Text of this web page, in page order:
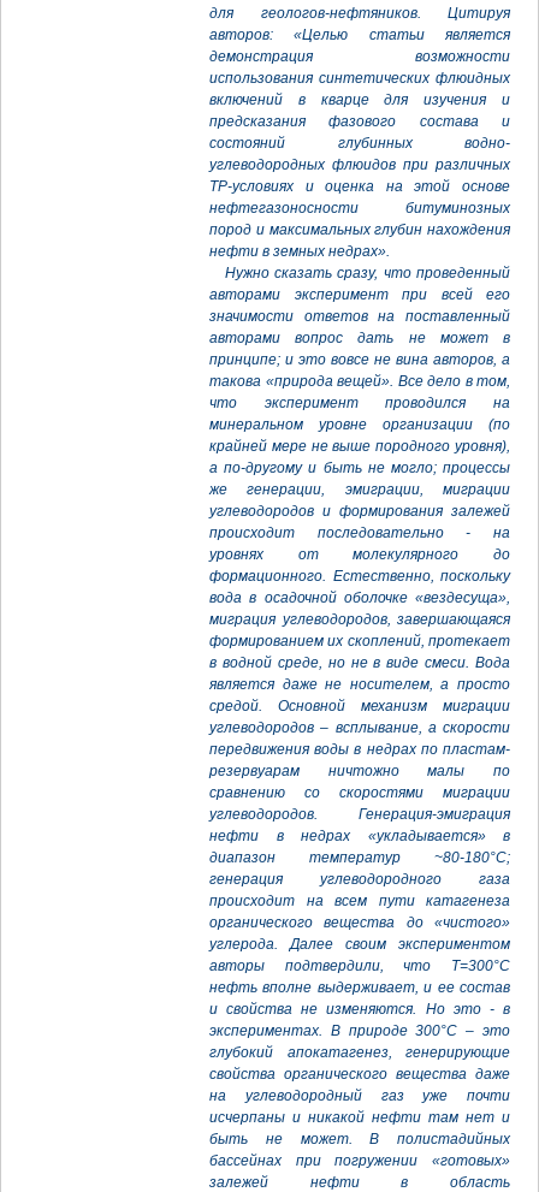
для геологов-нефтяников. Цитируя
авторов: «Целью статьи является
демонстрация возможности
использования синтетических флюидных
включений в кварце для изучения и
предсказания фазового состава и
состояний глубинных водно-
углеводородных флюидов при различных
ТР-условиях и оценка на этой основе
нефтегазоносности битуминозных
пород и максимальных глубин нахождения
нефти в земных недрах».
Нужно сказать сразу, что проведенный
авторами эксперимент при всей его
значимости ответов на поставленный
авторами вопрос дать не может в
принципе; и это вовсе не вина авторов, а
такова «природа вещей». Все дело в том,
что эксперимент проводился на
минеральном уровне организации (по
крайней мере не выше породного уровня),
а по-другому и быть не могло; процессы
же генерации, эмиграции, миграции
углеводородов и формирования залежей
происходит последовательно - на
уровнях от молекулярного до
формационного. Естественно, поскольку
вода в осадочной оболочке «вездесуща»,
миграция углеводородов, завершающаяся
формированием их скоплений, протекает
в водной среде, но не в виде смеси. Вода
является даже не носителем, а просто
средой. Основной механизм миграции
углеводородов – всплывание, а скорости
передвижения воды в недрах по пластам-
резервуарам ничтожно малы по
сравнению со скоростями миграции
углеводородов. Генерация-эмиграция
нефти в недрах «укладывается» в
диапазон температур ~80-180°С;
генерация углеводородного газа
происходит на всем пути катагенеза
органического вещества до «чистого»
углерода. Далее своим экспериментом
авторы подтвердили, что Т=300°С
нефть вполне выдерживает, и ее состав
и свойства не изменяются. Но это - в
экспериментах. В природе 300°С – это
глубокий апокатагенез, генерирующие
свойства органического вещества даже
на углеводородный газ уже почти
исчерпаны и никакой нефти там нет и
быть не может. В полистадийных
бассейнах при погружении «готовых»
залежей нефти в область